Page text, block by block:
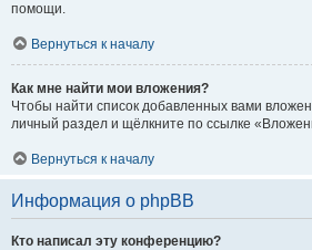
помощи.
Вернуться к началу
Как мне найти мои вложения?
Чтобы найти список добавленных вами
личный раздел и щёлкните по ссылке
Вернуться к началу
Информация о phpBB
Кто написал эту конференцию?